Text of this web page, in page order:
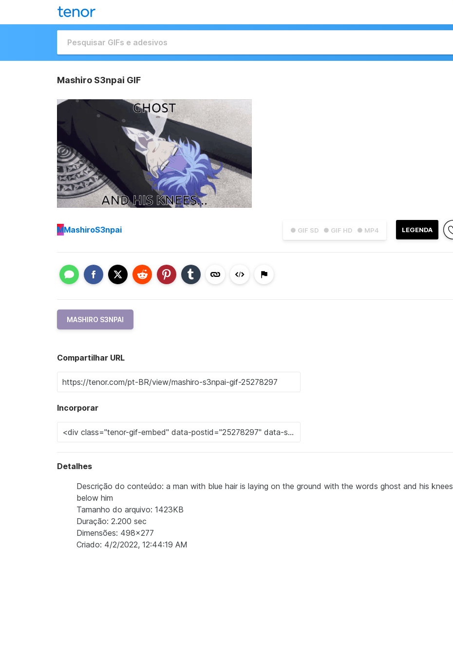
Mashiro S3npai GIF
● GIF SD ● GIF HD ● MP4 LEGENDA
MMashiroS3npai
MASHIRO S3NPAI
Compartilhar URL
Incorporar
Detalhes
Descrição do conteúdo: a man with blue hair is laying on the ground with the words ghost and his knees
below him
Tamanho do arquivo: 1423KB
Duração: 2.200 sec
Dimensões: 498x277
Criado: 4/2/2022, 12:44:19 AM